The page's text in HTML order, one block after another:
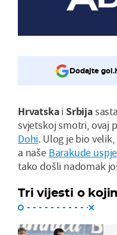
Dodajte
Hrvatskai Srbija
svjetskoj smotri, ovaj
Dohi. Ulog je bio
a naše Barakude
tako došli nadomak
Tri vijesti o